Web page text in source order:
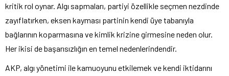
kritik rol oynar. Algı sapmaları, partiyi özellikle seçmen nezdinde
zayıflatırken, eksen kayması partinin kendi üye tabanıyla
bağlarının koparmasına ve kimlik krizine girmesine neden olur.
Her ikisi de başarısızlığın en temel nedenlerindendir.
AKP, algı yönetimi ile kamuoyunu etkilemek ve kendi iktidarını